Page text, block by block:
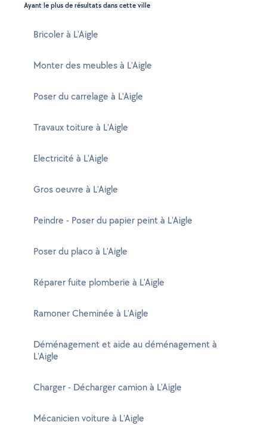
Ayant le plus de résultats dans cette ville
Bricoler à L'Aigle
Monter des meubles à L'Aigle
Poser du carrelage à L'Aigle
Travaux toiture à L'Aigle
Electricité à L'Aigle
Gros oeuvre à L'Aigle
Peindre - Poser du papier peint à L'Aigle
Poser du placo à L'Aigle
Réparer fuite plomberie à L'Aigle
Ramoner Cheminée à L'Aigle
Déménagement et aide au déménagement à
L'Aigle
Charger - Décharger camion à L'Aigle
Mécanicien voiture à L'Aigle